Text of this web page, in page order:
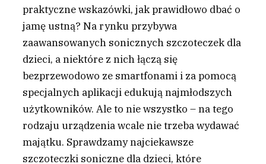
praktyczne wskazówki, jak prawidłowo dbać o
jamę ustną? Na rynku przybywa
zaawansowanych sonicznych szczoteczek dla
dzieci, a niektóre z nich łączą się
bezprzewodowo ze smartfonami i za pomocą
specjalnych aplikacji edukują najmłodszych
użytkowników. Ale to nie wszystko – na tego
rodzaju urządzenia wcale nie trzeba wydawać
majątku. Sprawdzamy najciekawsze
szczoteczki soniczne dla dzieci, które